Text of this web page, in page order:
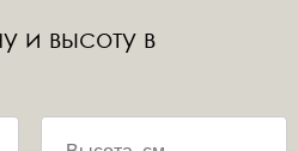
и высоту в